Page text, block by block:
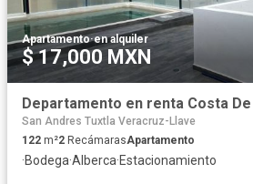
Apartamento·en alquiler
$ 17,000 MXN
San Andres Tuxtla Veracruz-Llave
122 m²2 RecámarasApartamento
·Bodega·Alberca·Estacionamiento